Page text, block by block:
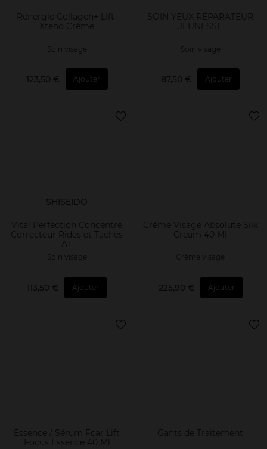
Rénergie Collagen+ Lift-
Xtend Crème
Soin visage
123,50 € Ajouter
SOIN YEUX RÉPARATEUR
JEUNESSE
Soin visage
87,50 € Ajouter
SHISEIDO
Vital Perfection Concentré
Correcteur Rides et Taches
A+
Soin visage
113,50 € Ajouter
Crème Visage Absolute Silk
Cream 40 Ml
Crème visage
225,90 € Ajouter
Essence / Sérum Fcar Lift
Focus Essence 40 Ml
Gants de Traitement